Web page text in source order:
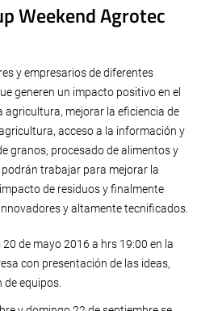
Weekend Agrotec
y empresarios de diferentes
generen un impacto positivo en el
agricultura, mejorar la eficiencia de
acceso a la información y
granos, procesado de alimentos y
trabajar para mejorar la
de residuos y finalmente
y altamente tecnificados.
20 de mayo 2016 a hrs 19:00 en la
con presentación de las ideas,
equipos.